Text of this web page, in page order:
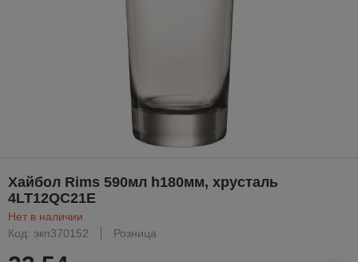
Хайбол Rims 590мл h180мм, хрусталь
4LT12QC21E
Нет в наличии
Код: экп370152
Розница